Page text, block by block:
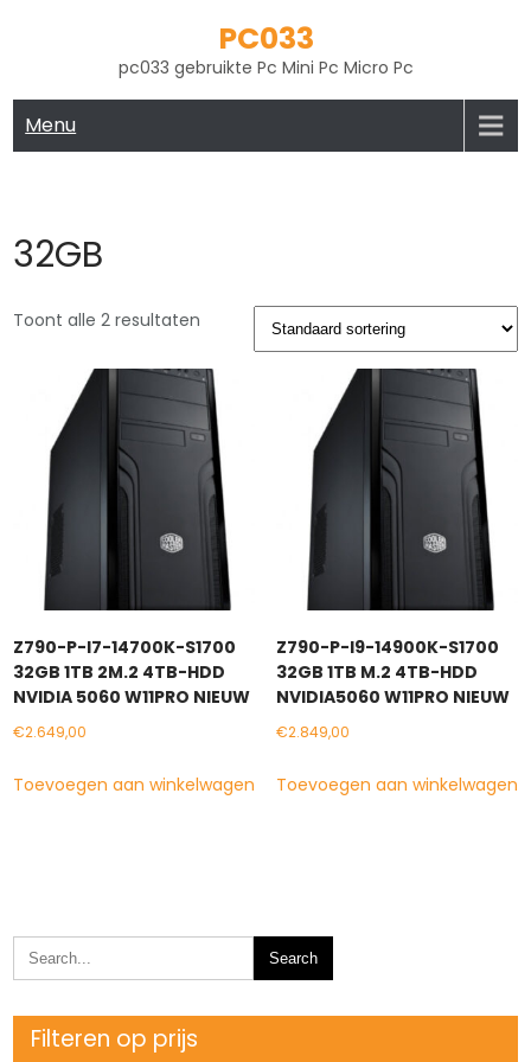
PC033
pc033 gebruikte Pc Mini Pc Micro Pc
Menu
32GB
Toont alle 2 resultaten
Z790-P-I7-14700K-S1700
32GB 1TB 2M.2 4TB-HDD
NVIDIA 5060 W11PRO NIEUW
€2.649,00
Toevoegen aan winkelwagen
Z790-P-I9-14900K-S1700
32GB 1TB M.2 4TB-HDD
NVIDIA5060 W11PRO NIEUW
€2.849,00
Toevoegen aan winkelwagen
Filteren op prijs